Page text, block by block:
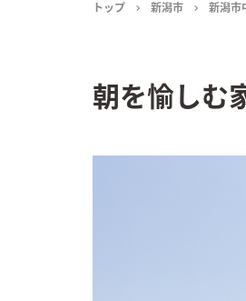
トップ
新潟市 新潟市
朝を愉しむ